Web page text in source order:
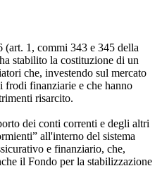
1, commi 343 e 345 della
stabilito la costituzione di un
che, investendo sul mercato
finanziarie e che hanno
risarcito.
dei conti correnti e degli altri
all'interno del sistema
e finanziario, che,
il Fondo per la stabilizzazione